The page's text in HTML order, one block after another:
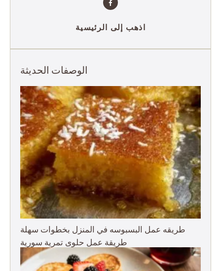
اذهب إلى الرئيسية
الوصفات الحديثة
طريقه عمل البسبوسه في المنزل بخطوات سهلة
طريقة عمل حلوى تمرية سورية